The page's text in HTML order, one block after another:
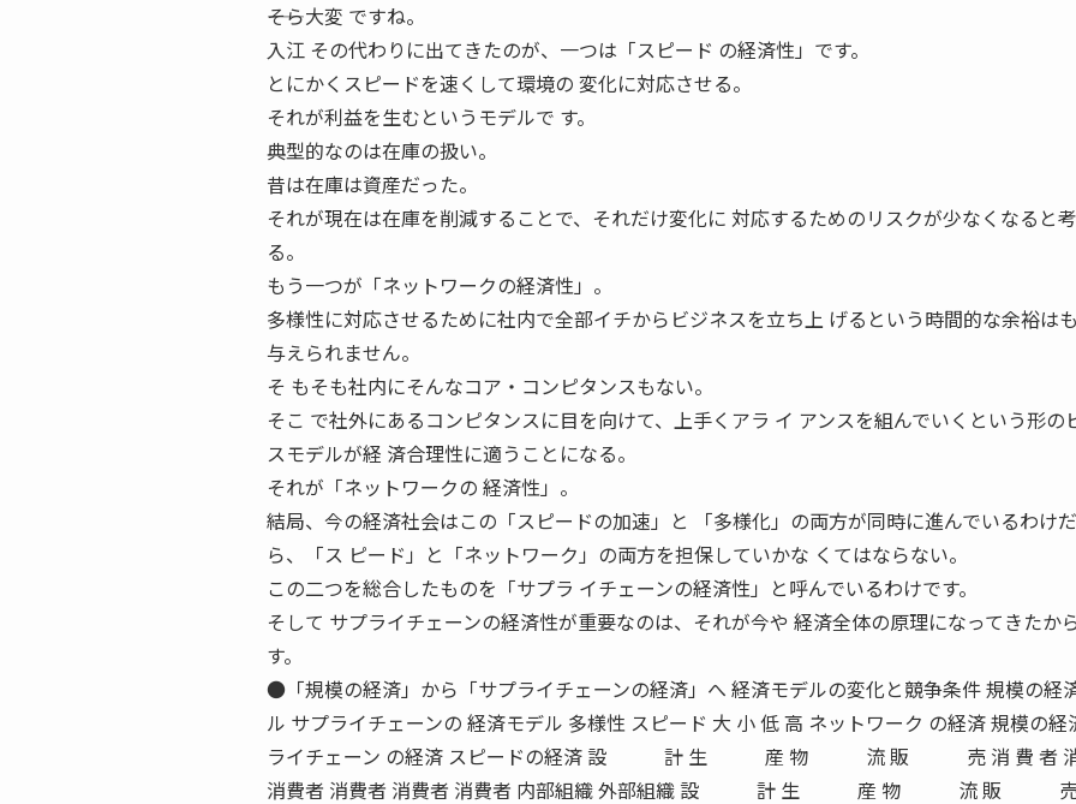
――そら大変 ですね。
入江 その代わりに出てきたのが、一つは「スピード の経済性」です。
とにかくスピードを速くして環境の 変化に対応させる。
それが利益を生むというモデルで す。
典型的なのは在庫の扱い。
昔は在庫は資産だった。
それが現在は在庫を削減することで、それだけ変化に 対応するためのリスクが少なくなると
る。
もう一つが「ネットワークの経済性」。
多様性に対応させるために社内で全部イチからビジネスを立ち上 げるという時間的な余裕は
与えられません。
そ もそも社内にそんなコア・コンピタンスもない。
そこ で社外にあるコンピタンスに目を向けて、上手くアラ イ アンスを組んでいくという形の
スモデルが経 済合理性に適うことになる。
それが「ネットワークの 経済性」。
結局、今の経済社会はこの「スピードの加速」と 「多様化」の両方が同時に進んでいるわけ
ら、「ス ピード」と「ネットワーク」の両方を担保していかな くてはならない。
この二つを総合したものを「サプラ イチェーンの経済性」と呼んでいるわけです。
そして サプライチェーンの経済性が重要なのは、それが今や 経済全体の原理になってきたか
す。
●「規模の経済」から「サプライチェーンの経済」へ 経済モデルの変化と競争条件 規模の経
ル サプライチェーンの 経済モデル 多様性 スピード 大 小 低 高 ネットワーク の経済 規模の経
ライチェーン の経済 スピードの経済 設 計 生 産 物 流 販 売 消 費 者 消
消費者 消費者 消費者 消費者 内部組織 外部組織 設 計 生 産 物 流 販 売